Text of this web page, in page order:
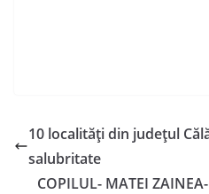
10 localităţi din judeţul
salubritate
COPILUL- MATEI